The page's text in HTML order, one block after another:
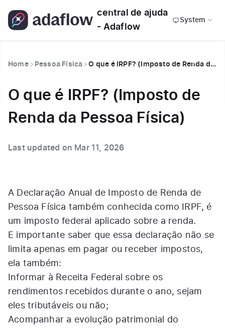
central de ajuda
- Adaflow
System
Home Pessoa Física O que é IRPF? (Imposto de Renda da Pessoa Física)
O que é IRPF? (Imposto de
Renda da Pessoa Física)
Last updated on Mar 11, 2026
A Declaração Anual de Imposto de Renda de
Pessoa Física também conhecida como IRPF, é
um imposto federal aplicado sobre a renda.
E importante saber que essa declaração não se
limita apenas em pagar ou receber impostos,
ela também:
Informar à Receita Federal sobre os
rendimentos recebidos durante o ano, sejam
eles tributáveis ou não;
Acompanhar a evolução patrimonial do